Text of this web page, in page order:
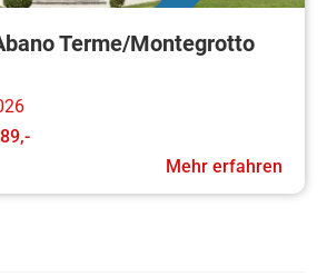
Terme/Montegrotto
Mehr erfahren